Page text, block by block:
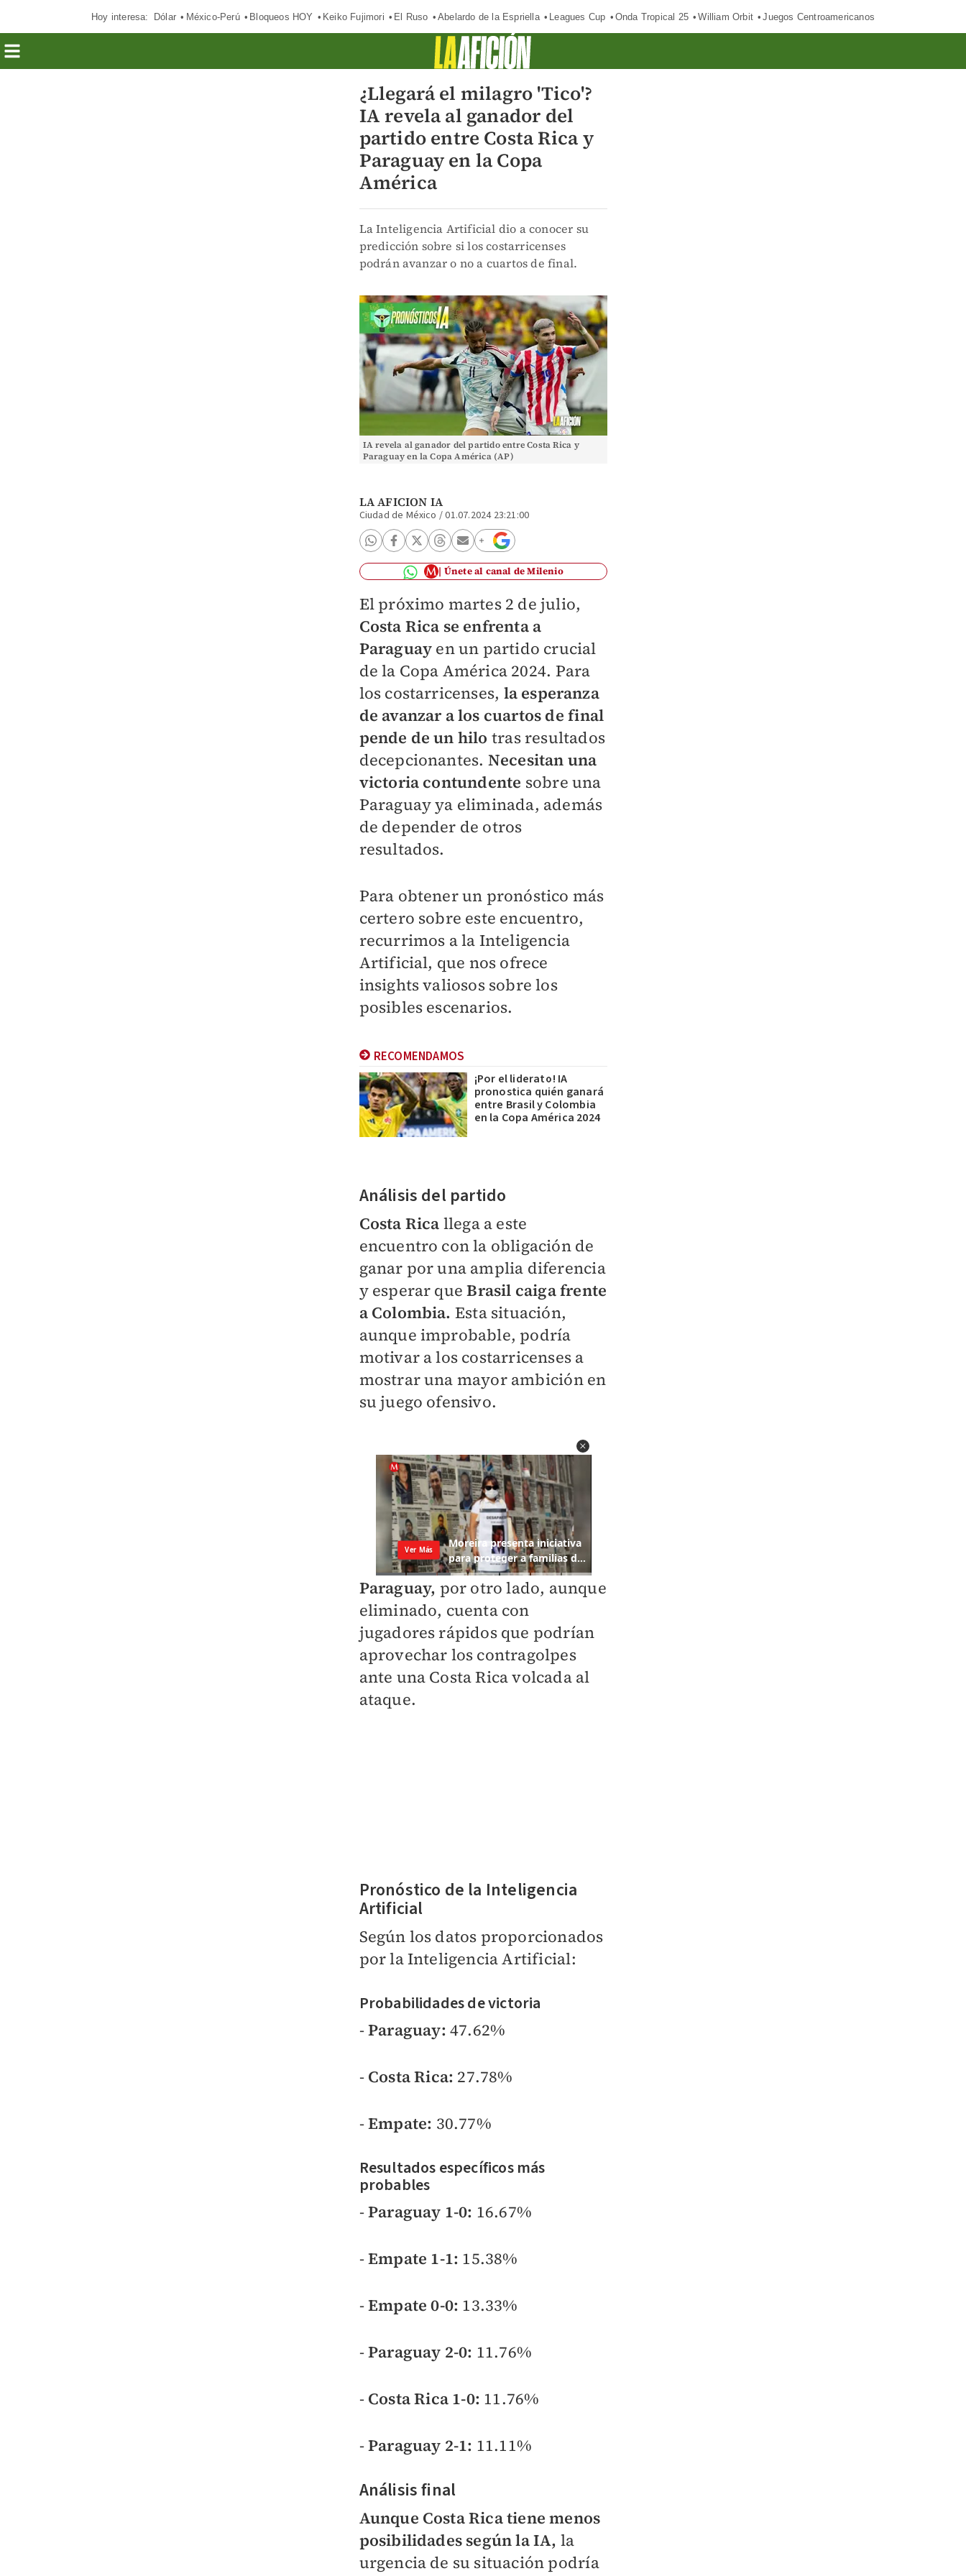
Hoy interesa: Dólar México-Perú Bloqueos HOY Keiko Fujimori El Ruso Abelardo de la Espriella Leagues Cup Onda Tropical 25 William Orbit Juegos Centroamericanos
¿Llegará el milagro 'Tico'?
IA revela al ganador del
partido entre Costa Rica y
Paraguay en la Copa
América
La Inteligencia Artificial dio a conocer su
predicción sobre si los costarricenses
podrán avanzar o no a cuartos de final.
IA revela al ganador del partido entre Costa Rica y
Paraguay en la Copa América (AP)
LA AFICION IA
Ciudad de México /01.07.2024 23:21:00
Únete al canal de Milenio
El próximo martes 2 de julio,
Costa Rica se enfrenta a
Paraguay en un partido crucial
de la Copa América 2024. Para
los costarricenses, la esperanza
de avanzar a los cuartos de final
pende de un hilo tras resultados
decepcionantes. Necesitan una
victoria contundente sobre una
Paraguay ya eliminada, además
de depender de otros
resultados.
Para obtener un pronóstico más
certero sobre este encuentro,
recurrimos a la Inteligencia
Artificial, que nos ofrece
insights valiosos sobre los
posibles escenarios.
RECOMENDAMOS
¡Por el liderato! IA
pronostica quién ganará
entre Brasil y Colombia
en la Copa América 2024
Análisis del partido
Costa Rica llega a este
encuentro con la obligación de
ganar por una amplia diferencia
y esperar queBrasil caiga frente
a Colombia. Esta situación,
aunque improbable, podría
motivar a los costarricenses a
mostrar una mayor ambición en
su juego ofensivo.
Paraguay, por otro lado, aunque
eliminado, cuenta con
jugadores rápidos que podrían
aprovechar los contragolpes
ante una Costa Rica volcada al
ataque.
Pronóstico de la Inteligencia
Artificial
Según los datos proporcionados
por la Inteligencia Artificial:
Probabilidades de victoria
-Paraguay: 47.62%
- Costa Rica: 27.78%
-Empate: 30.77%
Resultados específicos más
probables
-Paraguay 1-0: 16.67%
-Empate 1-1: 15.38%
-Empate 0-0: 13.33%
-Paraguay 2-0: 11.76%
- Costa Rica 1-0: 11.76%
-Paraguay 2-1: 11.11%
Análisis final
Aunque Costa Rica tiene menos
posibilidades según la IA, la
urgencia de su situación podría